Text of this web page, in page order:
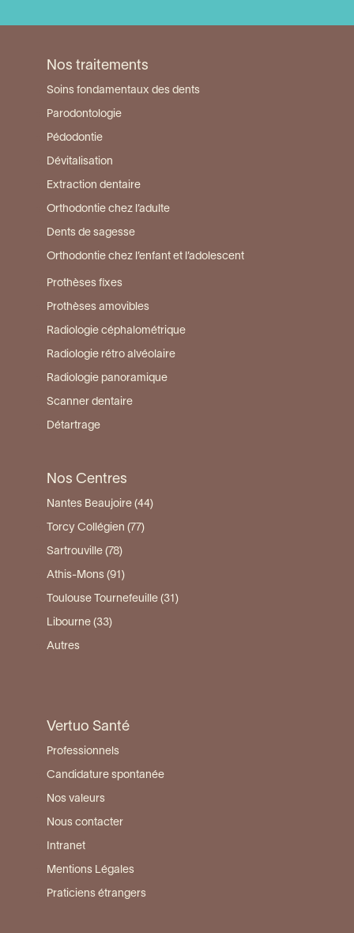
Nos traitements
Soins fondamentaux des dents
Parodontologie
Pédodontie
Dévitalisation
Extraction dentaire
Orthodontie chez l’adulte
Dents de sagesse
Orthodontie chez l’enfant et l’adolescent
Prothèses fixes
Prothèses amovibles
Radiologie céphalométrique
Radiologie rétro alvéolaire
Radiologie panoramique
Scanner dentaire
Détartrage
Nos Centres
Nantes Beaujoire (44)
Torcy Collégien (77)
Sartrouville (78)
Athis-Mons (91)
Toulouse Tournefeuille (31)
Libourne (33)
Autres
Vertuo Santé
Professionnels
Candidature spontanée
Nos valeurs
Nous contacter
Intranet
Mentions Légales
Praticiens étrangers